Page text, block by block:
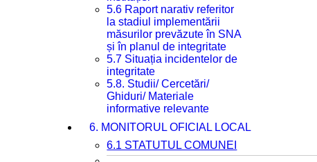
5.6 Raport narativ referitor
la stadiul implementării
măsurilor prevăzute în SNA
și în planul de integritate
5.7 Situația incidentelor de
integritate
5.8. Studii/ Cercetări/
Ghiduri/ Materiale
informative relevante
6. MONITORUL OFICIAL LOCAL
6.1 STATUTUL COMUNEI